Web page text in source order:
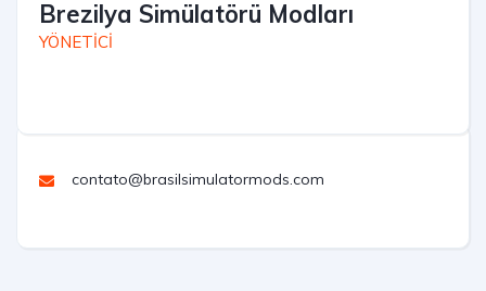
Brezilya Simülatörü Modları
YÖNETİCİ
contato@brasilsimulatormods.com